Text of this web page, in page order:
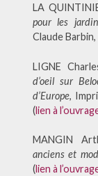
LA
pour les
Claude
LIGNE
d’oeil sur
d’Europe,
(lien à
MANGIN
anciens et
(lien à